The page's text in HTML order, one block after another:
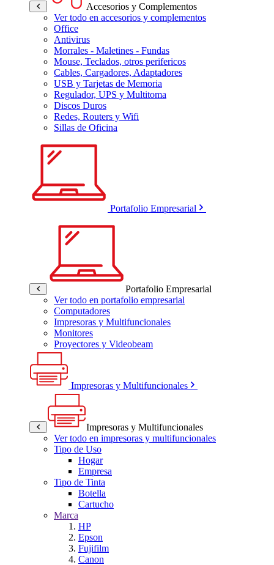
Accesorios y Complementos
Ver todo en accesorios y complementos
Office
Antivirus
Morrales - Maletines - Fundas
Mouse, Teclados, otros perifericos
Cables, Cargadores, Adaptadores
USB y Tarjetas de Memoria
Regulador, UPS y Multitoma
Discos Duros
Redes, Routers y Wifi
Sillas de Oficina
Portafolio Empresarial
Portafolio Empresarial
Ver todo en portafolio empresarial
Computadores
Impresoras y Multifuncionales
Monitores
Proyectores y Videobeam
Impresoras y Multifuncionales
Impresoras y Multifuncionales
Ver todo en impresoras y multifuncionales
Tipo de Uso
Hogar
Empresa
Tipo de Tinta
Botella
Cartucho
Marca
HP
Epson
Fujifilm
Canon